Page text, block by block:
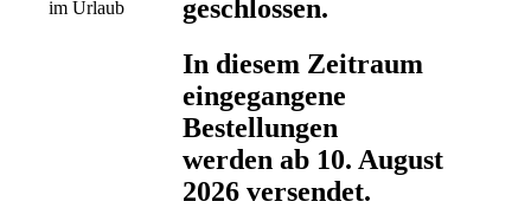
geschlossen.
In diesem Zeitraum
eingegangene
Bestellungen
werden ab 10. August
2026 versendet.